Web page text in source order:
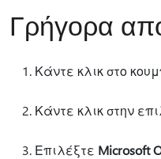
Γρήγορα
Κάντε κλικ στο
Κάντε κλικ στην
Επιλέξτε Microsoft